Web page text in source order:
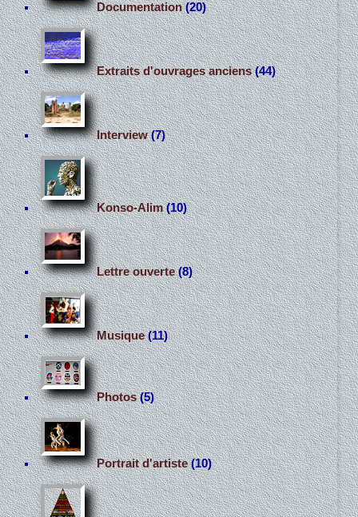
Documentation(20)
Extraits d'ouvrages anciens(44)
Interview(7)
Konso-Alim(10)
Lettre ouverte(8)
Musique(11)
Photos(5)
Portrait d'artiste(10)